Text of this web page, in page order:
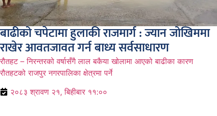
बाढीको चपेटामा हुलाकी राजमार्ग : ज्यान जोखिममा
राखेर आवतजावत गर्न बाध्य सर्वसाधारण
रौतहट – निरन्तरको वर्षासँगै लाल बकैया खोलामा आएको बाढीका कारण
रौतहटको राजपुर नगरपालिका क्षेत्रमा पर्ने
२०८३ श्रावण २१, बिहीबार ११:००